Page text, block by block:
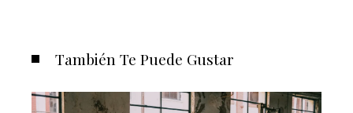
También Te Puede Gustar